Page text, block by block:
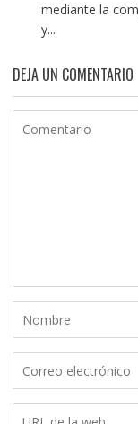
mediante la
y...
DEJA UN COMENTARIO